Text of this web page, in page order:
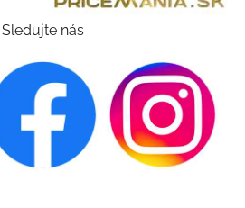
Sledujte nás